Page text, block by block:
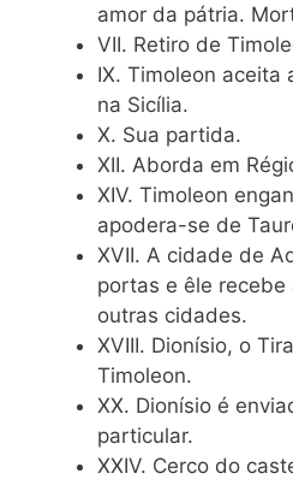
amor da pátria.
VII. Retiro de
IX. Timoleon aceita
na Sicília.
X. Sua partida.
XII. Aborda em
XIV. Timoleon
apodera-se de
XVII. A cidade de
portas e êle recebe
outras cidades.
XVIII. Dionísio, o
Timoleon.
XX. Dionísio é
particular.
XXIV. Cerco do